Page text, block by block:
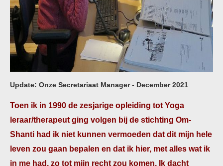
Update: Onze Secretariaat Manager - December 2021
Toen ik in 1990 de zesjarige opleiding tot Yoga
leraar/therapeut ging volgen bij de stichting Om-
Shanti had ik niet kunnen vermoeden dat dit mijn hele
leven zou gaan bepalen en dat ik hier, met alles wat ik
in me had, zo tot mijn recht zou komen. Ik dacht